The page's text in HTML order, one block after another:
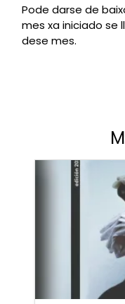
Pode darse de
mes xa iniciado se
dese mes.